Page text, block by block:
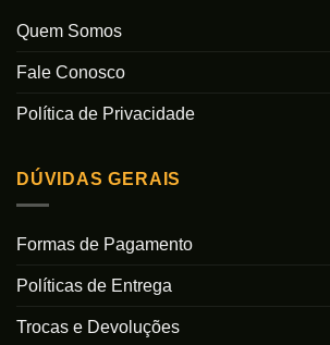
Quem Somos
Fale Conosco
Política de Privacidade
DÚVIDAS GERAIS
Formas de Pagamento
Políticas de Entrega
Trocas e Devoluções